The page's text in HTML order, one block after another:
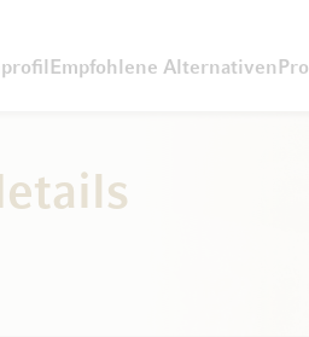
Empfohlene Alternativen